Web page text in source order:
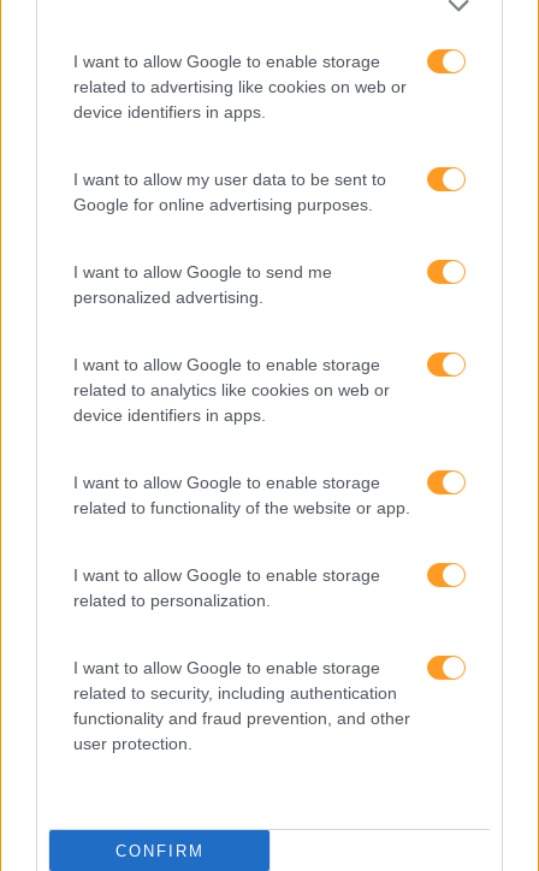
I want to allow Google to enable storage
related to advertising like cookies on web or
device identifiers in apps.
I want to allow my user data to be sent to
Google for online advertising purposes.
I want to allow Google to send me
personalized advertising.
I want to allow Google to enable storage
related to analytics like cookies on web or
device identifiers in apps.
I want to allow Google to enable storage
related to functionality of the website or app.
I want to allow Google to enable storage
related to personalization.
I want to allow Google to enable storage
related to security, including authentication
functionality and fraud prevention, and other
user protection.
CONFIRM
Categorias Blog
Aprendizagem
Atendimento E Relação Cliente
Cultura
Desenvolvimento De Competências
Entrevista
Expo RH
Inglês